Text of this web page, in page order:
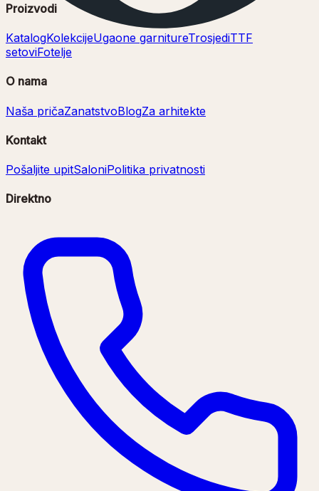
Proizvodi
KatalogKolekcijeUgaone garnitureTrosjediTTF
setoviFotelje
O nama
Naša pričaZanatstvoBlogZa arhitekte
Kontakt
Pošaljite upitSaloniPolitika privatnosti
Direktno